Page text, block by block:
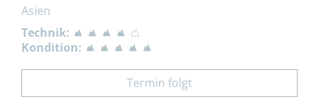
Asien
Technik:
Kondition:
Termin folgt